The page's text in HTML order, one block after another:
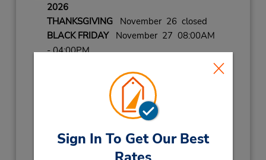
Sign In To Get Our Best
2026
THANKSGIVINGNovember 26 closed
BLACK FRIDAYNovember 27 08:00AM
- 04:00PM
December 24 08:00AM
December 25 closed
NEW YEARS EVE December 31 08:00AM